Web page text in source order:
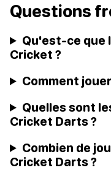
Questions
Qu'est-ce que
Cricket ?
Comment
Quelles sont
Cricket Darts ?
Combien de
Cricket Darts ?